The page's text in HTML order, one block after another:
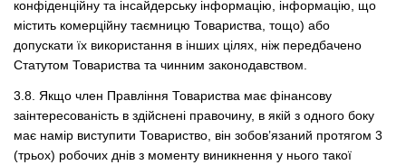
конфіденційну та інсайдерську інформацію, інформацію, що
містить комерційну таємницю Товариства, тощо) або
допускати їх використання в інших цілях, ніж передбачено
Статутом Товариства та чинним законодавством.
3.8. Якщо член Правління Товариства має фінансову
заінтересованість в здійснені правочину, в якій з одного боку
має намір виступити Товариство, він зобов’язаний протягом 3
(трьох) робочих днів з моменту виникнення у нього такої